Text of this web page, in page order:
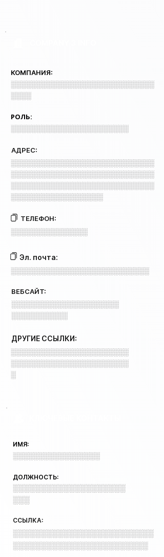
КОМПАНИЯ:
░░░░░░░░░░░░░░░░░░░░░░░░░░░░
░░░░
РОЛЬ:
░░░░░░░░░░░░░░░░░░░░░░░
АДРЕС:
░░░░░░░░░░░░░░░░░░░░░░░░░░░░
░░░░░░░░░░░░░░░░░░░░░░░░░░░░
░░░░░░░░░░░░░░░░░░░░░░░░░░░░
░░░░░░░░░░░░░░░░░░
ТЕЛЕФОН:
░░░░░░░░░░░░░░░
Эл. почта:
░░░░░░░░░░░░░░░░░░░░░░░░░░░
ВЕБСАЙТ:
░░░░░░░░░░░░░░░░░░░░░
░░░░░░░░░░░
ДРУГИЕ ССЫЛКИ:
░░░░░░░░░░░░░░░░░░░░░░░
░░░░░░░░░░░░░░░░░░░░░░░
░
ИМЯ:
░░░░░░░░░░░░░░░░░
ДОЛЖНОСТЬ:
░░░░░░░░░░░░░░░░░░░░
░░░
ССЫЛКА:
░░░░░░░░░░░░░░░░░░░░░░░░░
░░░░░░░░░░░░░░░░░░░░░░░░